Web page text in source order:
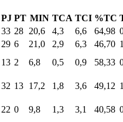
PJ PT MIN TCA TCI %TC
33 28 20,6 4,3 6,6 64,98
29 6 21,0 2,9 6,3 46,70
13 2 6,8 0,5 0,9 58,33
32 13 17,2 1,8 3,6 49,12
22 0 9,8 1,3 3,1 40,58